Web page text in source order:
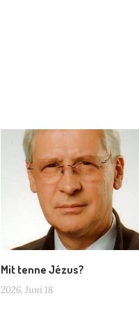
Mit tenne Jézus?
2026. Juni 18